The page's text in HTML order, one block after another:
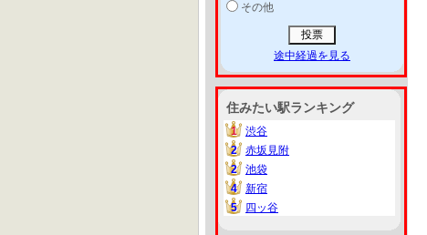
その他
途中経過を見る
住みたい駅ランキング
1
1
渋谷
2
2
赤坂見附
2
2
池袋
4
4
新宿
5
5 四ッ谷